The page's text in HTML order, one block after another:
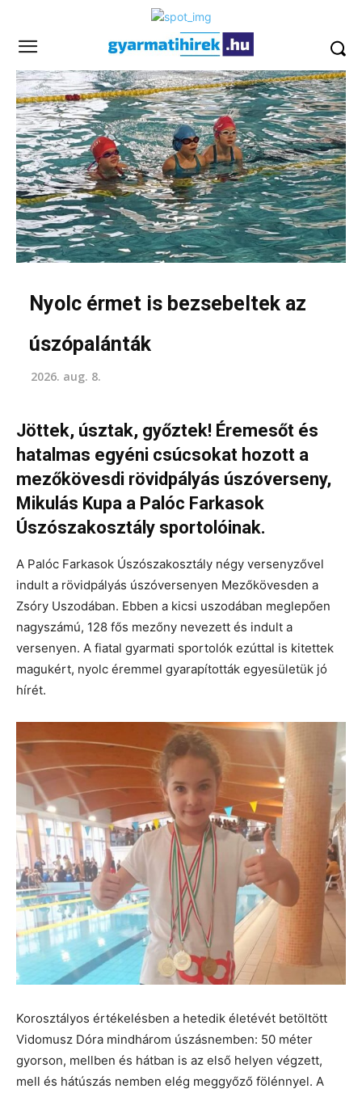
Nyolc érmet is bezsebeltek az
úszópalánták
2026. aug. 8.
Jöttek, úsztak, győztek! Éremesőt és
hatalmas egyéni csúcsokat hozott a
mezőkövesdi rövidpályás úszóverseny,
Mikulás Kupa a Palóc Farkasok
Úszószakosztály sportolóinak.
A Palóc Farkasok Úszószakosztály négy versenyzővel
indult a rövidpályás úszóversenyen Mezőkövesden a
Zsóry Uszodában. Ebben a kicsi uszodában meglepően
nagyszámú, 128 fős mezőny nevezett és indult a
versenyen. A fiatal gyarmati sportolók ezúttal is kitettek
magukért, nyolc éremmel gyarapították egyesületük jó
hírét.
Korosztályos értékelésben a hetedik életévét betöltött
Vidomusz Dóra mindhárom úszásnemben: 50 méter
gyorson, mellben és hátban is az első helyen végzett,
mell és hátúszás nemben elég meggyőző fölénnyel. A